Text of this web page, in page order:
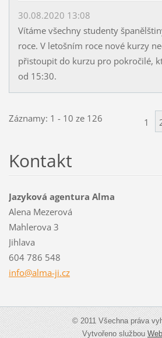
30.08.2020 13:08
Vítáme všechny studenty
roce. V letošním roce nové kurzy
přistoupit do kurzu pro pokročilé,
od 15:30.
Záznamy: 1 - 10 ze 126 1
Kontakt
Jazyková agentura Alma
Alena Mezerová
Mahlerova 3
Jihlava
604 786 548
info@alma-ji.cz
© 2011 Všechna práva
Vytvořeno službou